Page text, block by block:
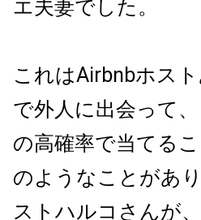
エ夫妻でした。
これはAirbnbホス
で外人に出会って
の高確率で当てる
のようなことがあ
ストハルコさんが